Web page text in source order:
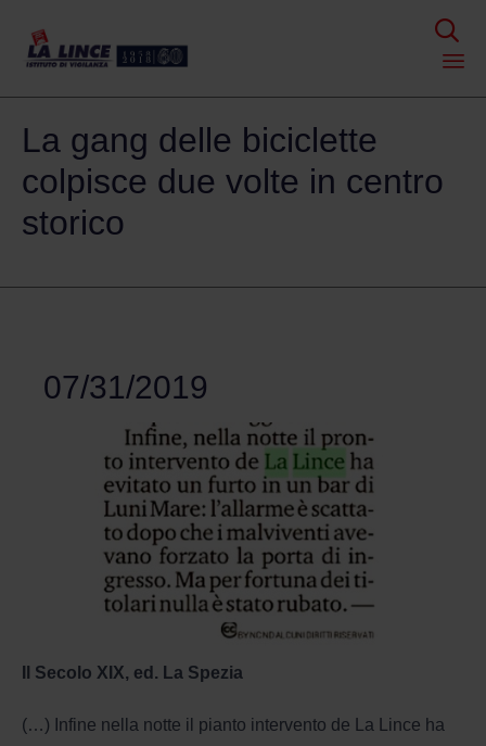

to
La gang delle biciclette
colpisce due volte in centro
storico
07/31/2019
Il Secolo XIX, ed. La Spezia
(…) Infine nella notte il pianto intervento de La Lince ha